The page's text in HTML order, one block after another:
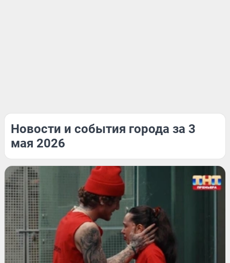
Новости и события города за 3
мая 2026